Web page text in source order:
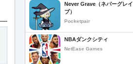
Never Grave（ネバーグレイ
ブ）
Pocketpair
NBAダンクシティ
NetEase Games